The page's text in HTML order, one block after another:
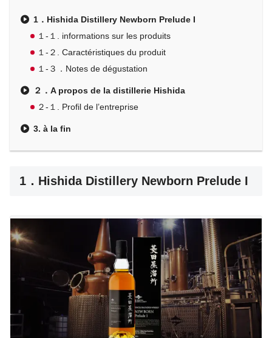
1．Hishida Distillery Newborn Prelude I
１-１. informations sur les produits
１-２. Caractéristiques du produit
１-３．Notes de dégustation
２．A propos de la distillerie Hishida
２-１. Profil de l’entreprise
3. à la fin
1．Hishida Distillery Newborn Prelude I